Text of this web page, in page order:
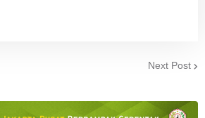
Next Post